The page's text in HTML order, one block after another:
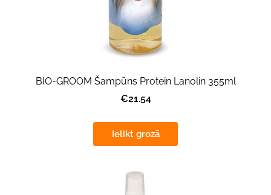
BIO-GROOM Šampūns Protein Lanolin 355ml
€21.54
Ielikt grozā